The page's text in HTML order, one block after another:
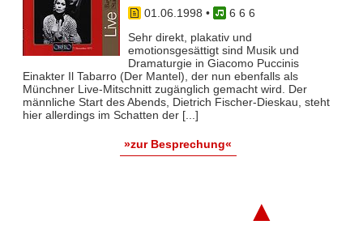
01.06.1998 •
6 6 6
Sehr direkt, plakativ und
emotionsgesättigt sind Musik und
Dramaturgie in Giacomo Puccinis
Einakter Il Tabarro (Der Mantel), der nun ebenfalls als
Münchner Live-Mitschnitt zugänglich gemacht wird. Der
männliche Start des Abends, Dietrich Fischer-Dieskau, steht
hier allerdings im Schatten der [...]
»zur Besprechung«
▲